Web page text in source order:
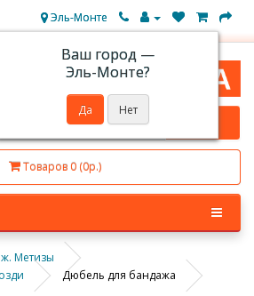
Эль-Монте
Ваш город —
Эль-Монте?
Товаров 0 (0р.)
Метизы
Дюбель для бандажа